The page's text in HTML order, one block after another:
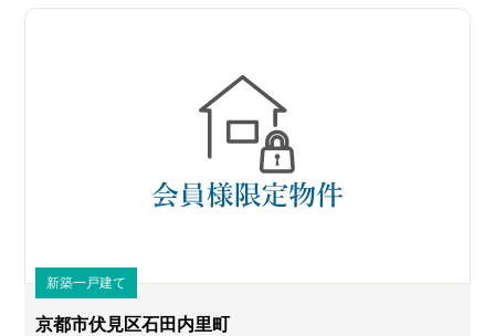
新築一戸建て
京都市伏見区石田内里町